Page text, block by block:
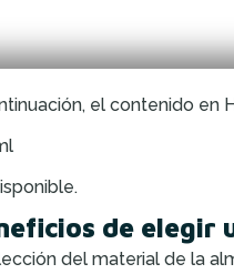
el contenido en
de elegir
del material de la